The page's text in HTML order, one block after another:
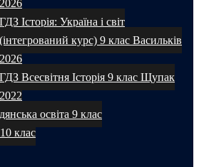
2026
ГДЗ Історія: Україна і світ
(інтегрований курс) 9 клас Васильків
2026
ГДЗ Всесвітня Історія 9 клас Щупак
2022
освіта 9 клас
клас